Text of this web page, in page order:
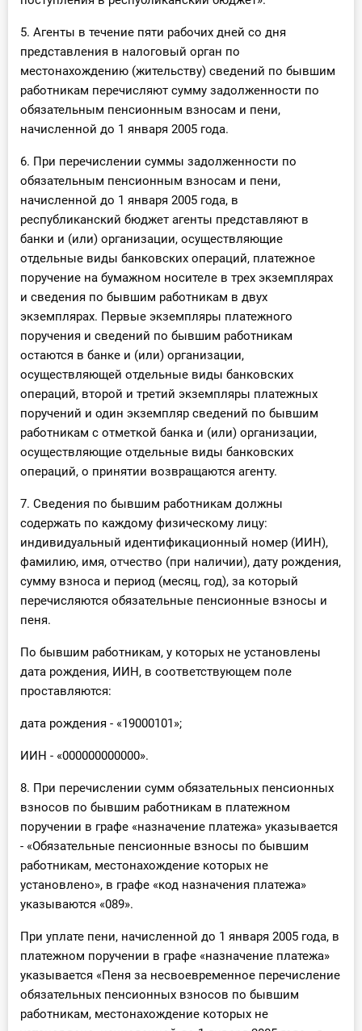
5. Агенты в течение пяти рабочих дней со дня
представления в налоговый орган по
местонахождению (жительству) сведений по бывшим
работникам перечисляют сумму задолженности по
обязательным пенсионным взносам и пени,
начисленной до 1 января 2005 года.
6. При перечислении суммы задолженности по
обязательным пенсионным взносам и пени,
начисленной до 1 января 2005 года, в
республиканский бюджет агенты представляют в
банки и (или) организации, осуществляющие
отдельные виды банковских операций, платежное
поручение на бумажном носителе в трех экземплярах
и сведения по бывшим работникам в двух
экземплярах. Первые экземпляры платежного
поручения и сведений по бывшим работникам
остаются в банке и (или) организации,
осуществляющей отдельные виды банковских
операций, второй и третий экземпляры платежных
поручений и один экземпляр сведений по бывшим
работникам с отметкой банка и (или) организации,
осуществляющие отдельные виды банковских
операций, о принятии возвращаются агенту.
7. Сведения по бывшим работникам должны
содержать по каждому физическому лицу:
индивидуальный идентификационный номер (ИИН),
фамилию, имя, отчество (при наличии), дату рождения,
сумму взноса и период (месяц, год), за который
перечисляются обязательные пенсионные взносы и
пеня.
По бывшим работникам, у которых не установлены
дата рождения, ИИН, в соответствующем поле
проставляются:
дата рождения - «19000101»;
ИИН - «000000000000».
8. При перечислении сумм обязательных пенсионных
взносов по бывшим работникам в платежном
поручении в графе «назначение платежа» указывается
- «Обязательные пенсионные взносы по бывшим
работникам, местонахождение которых не
установлено», в графе «код назначения платежа»
указываются «089».
При уплате пени, начисленной до 1 января 2005 года, в
платежном поручении в графе «назначение платежа»
указывается «Пеня за несвоевременное перечисление
обязательных пенсионных взносов по бывшим
работникам, местонахождение которых не